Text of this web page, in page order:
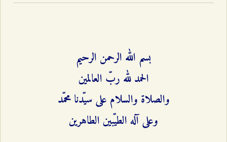
بسم الله الرحمن الرحيم
الحمد لله ربّ العالمين
والصلاة والسلام على سيّدنا محمّد
وعلى آله الطيّبين الطاهرين